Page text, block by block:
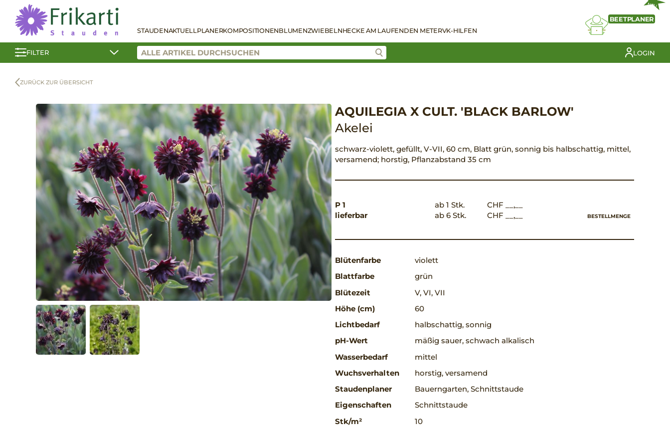
STAUDENAKTUELLPLANERKOMPOSITIONENBLUMENZWIEBELNHECKE AM LAUFENDEN METERVK-HILFEN
NEU
BEETPLANER
FILTER LOGIN
ZURÜCK ZUR ÜBERSICHT
AQUILEGIA X CULT. 'BLACK BARLOW'
Akelei
schwarz-violett, gefüllt, V-VII, 60 cm, Blatt grün, sonnig bis halbschattig, mittel,
versamend; horstig, Pflanzabstand 35 cm
P 1
lieferbar
ab 1 Stk.
CHF __,__
ab 6 Stk.
CHF __,__ BESTELLMENGE
Blütenfarbe
violett
Blattfarbe
grün
Blütezeit
V, VI, VII
Höhe (cm)
60
Lichtbedarf
halbschattig, sonnig
pH-Wert
mäßig sauer, schwach alkalisch
Wasserbedarf
mittel
Wuchsverhalten
horstig, versamend
Staudenplaner
Bauerngarten, Schnittstaude
Eigenschaften
Schnittstaude
Stk/m²
10